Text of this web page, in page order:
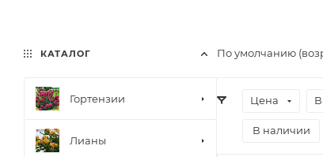
По умолчанию
Цена
В наличии
КАТАЛОГ
Гортензии
Лианы